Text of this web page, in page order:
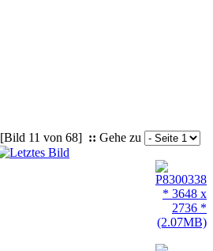
[Bild 11 von 68] :: Gehe zu